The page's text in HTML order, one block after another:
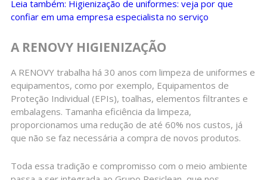
Leia também: Higienização de uniformes: veja por que
confiar em uma empresa especialista no serviço
A RENOVY HIGIENIZAÇÃO
A RENOVY trabalha há 30 anos com limpeza de uniformes e
equipamentos, como por exemplo, Equipamentos de
Proteção Individual (EPIs), toalhas, elementos filtrantes e
embalagens. Tamanha eficiência da limpeza,
proporcionamos uma redução de até 60% nos custos, já
que não se faz necessária a compra de novos produtos.
Toda essa tradição e compromisso com o meio ambiente